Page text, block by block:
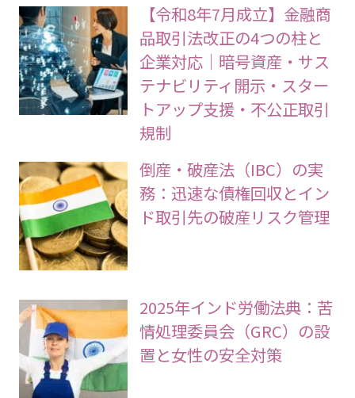
【令和8年7月成立】金融商
品取引法改正の4つの柱と
企業対応｜暗号資産・サス
テナビリティ開示・スター
トアップ支援・不公正取引
規制
倒産・破産法（IBC）の実
務：迅速な債権回収とイン
ド取引先の破産リスク管理
2025年インド労働法典：苦
情処理委員会（GRC）の設
置と女性の安全対策